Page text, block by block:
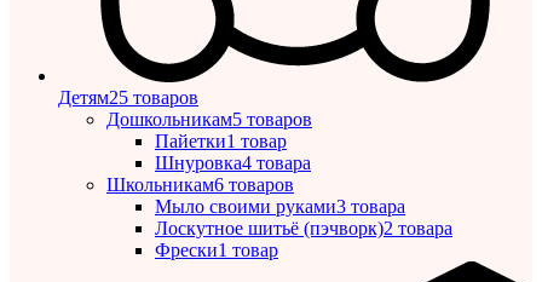
Детям25 товаров
Дошкольникам5 товаров
Пайетки1 товар
Шнуровка4 товара
Школьникам6 товаров
Мыло своими руками3 товара
Лоскутное шитьё (пэчворк)2 товара
Фрески1 товар